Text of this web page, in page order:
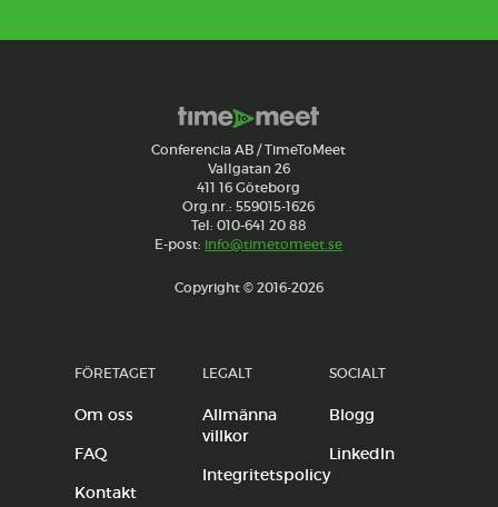
Conferencia AB / TimeToMeet
Vallgatan 26
411 16 Göteborg
Org.nr.: 559015-1626
Tel: 010-641 20 88
E-post: info@timetomeet.se
Copyright © 2016-2026
FÖRETAGET
Om oss
FAQ
Kontakt
LEGALT
Allmänna
villkor
Integritetspolicy
SOCIALT
Blogg
LinkedIn